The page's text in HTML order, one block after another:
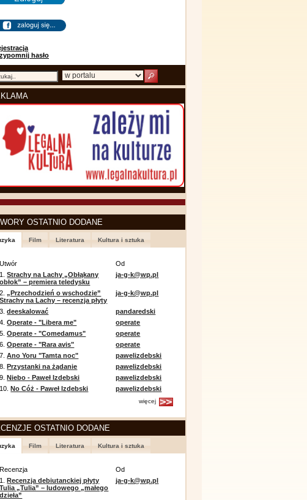
hasło
OSTATNIO DODANE
Film Literatura Kultura i sztuka
Utwór
Od
1.Strachy na Lachy „Obłąkany
obłok” – premiera teledysku
ja-g-k@wp.pl
2.„Przechodzień o wschodzie”
Strachy na Lachy – recenzja płyty
ja-g-k@wp.pl
3.deeskalować
pandaredski
4.Operate - "Libera me"
operate
5.Operate - "Comedamus"
operate
6.Operate - "Rara avis"
operate
7.Ano Yoru "Tamta noc"
pawelizdebski
8.Przystanki na żądanie
pawelizdebski
9.Niebo - Paweł Izdebski
pawelizdebski
10.No Cóż - Paweł Izdebski pawelizdebski
więcej
OSTATNIO DODANE
Film Literatura Kultura i sztuka
Recenzja
Od
1.Recenzja debiutanckiej płyty
Tulia „Tulia” – ludowego „małego
dzieła”
ja-g-k@wp.pl